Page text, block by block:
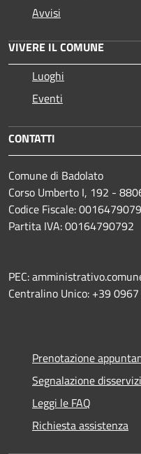
Avvisi
VIVERE IL COMUNE
Luoghi
Eventi
CONTATTI
Comune di Badolato
Corso Umberto I, 192 -
Codice Fiscale:
Partita IVA: 00164790792
PEC:
Centralino Unico: +39
Prenotazione
Segnalazione
Leggi le FAQ
Richiesta assistenza